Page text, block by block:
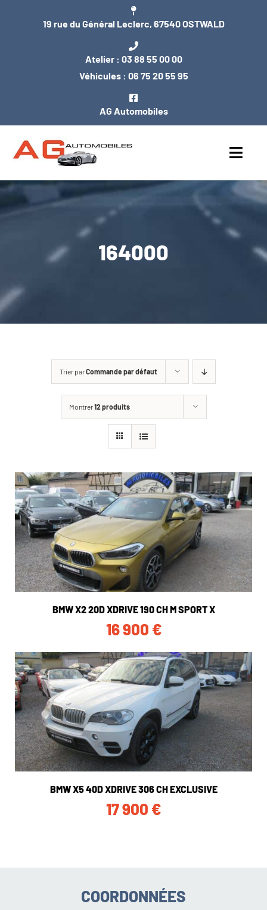
19 rue du Général Leclerc, 67540 OSTWALD
Atelier : 03 88 55 00 00
Véhicules : 06 75 20 55 95
AG Automobiles
ACCUEIL
ENTRETIEN / MÉCANIQUE
CARROSSERIE / VITRAGE
164000
Trier parCommande par défaut
Montrer12 produits
BMW X2 20D XDRIVE 190 CH M SPORT X
16 900 €
BMW X5 40D XDRIVE 306 CH EXCLUSIVE
17 900 €
COORDONNÉES